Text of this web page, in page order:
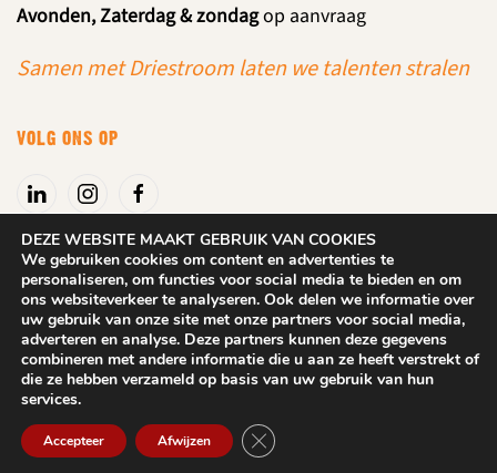
Avonden, Zaterdag & zondagop aanvraag
Samen met Driestroom laten we talenten stralen
VOLG ONS OP
Algemene voorwaarden|Privacyverklaring
2025DROOM! Beuningen. Alle rechten behouden.Website: Dix
Design
DEZE WEBSITE MAAKT GEBRUIK VAN COOKIES
We gebruiken cookies om content en advertenties te
personaliseren, om functies voor social media te bieden en om
ons websiteverkeer te analyseren. Ook delen we informatie over
uw gebruik van onze site met onze partners voor social media,
adverteren en analyse. Deze partners kunnen deze gegevens
combineren met andere informatie die u aan ze heeft verstrekt of
die ze hebben verzameld op basis van uw gebruik van hun
services.
Accepteer Afwijzen Sluit AVG/GDPR cookie banner